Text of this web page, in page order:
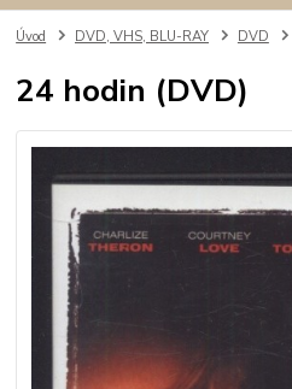
Úvod DVD, VHS, BLU-RAY DVD
24 hodin (DVD)